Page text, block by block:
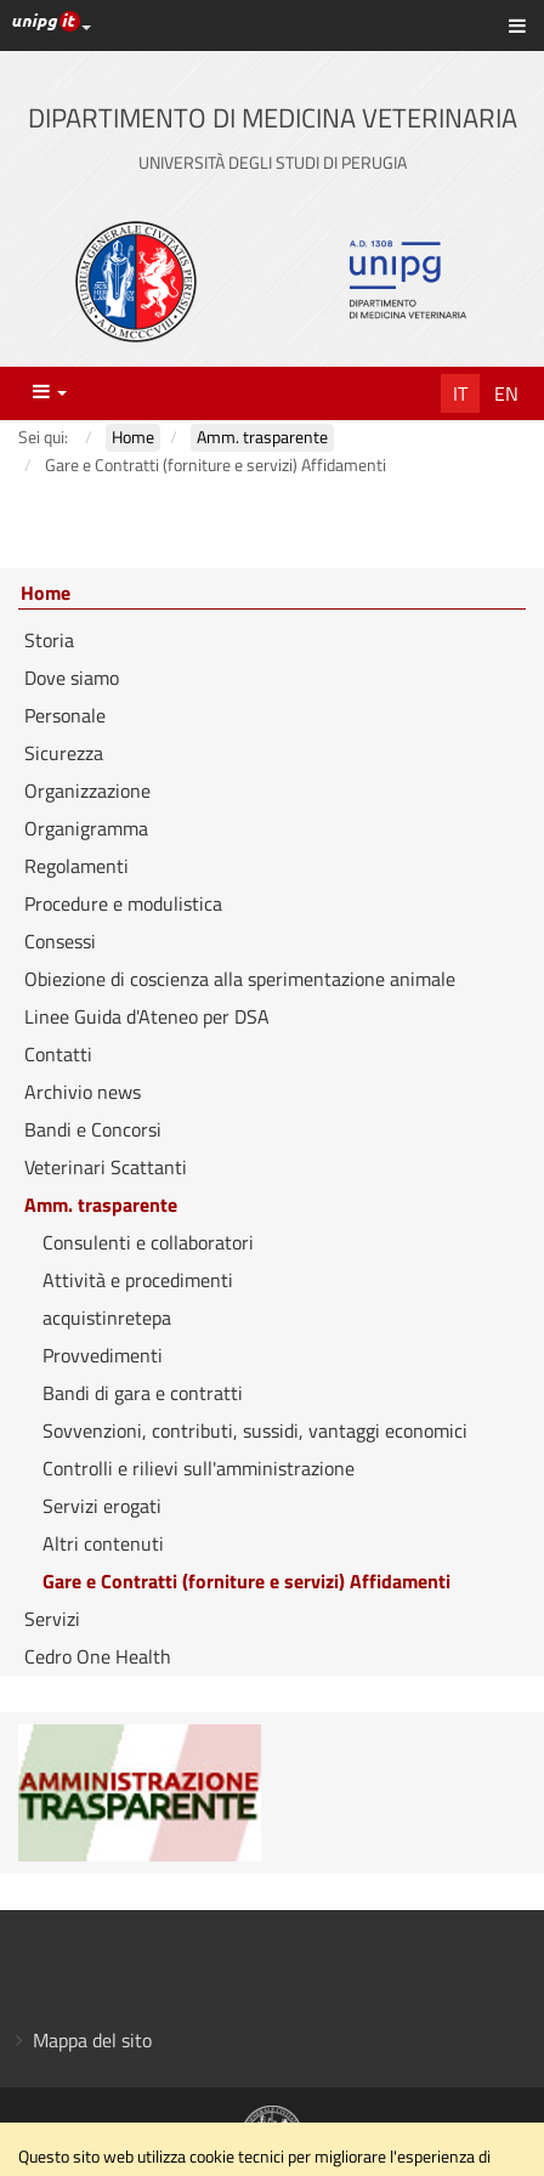
Vai
al
principale
Link ai principali servizi web di Ateneo
DIPARTIMENTO DI MEDICINA VETERINARIA
UNIVERSITÀ DEGLI STUDI DI PERUGIA
Menu IT EN
Sei qui: Home
Amm. trasparente
Gare e Contratti (forniture e servizi) Affidamenti
Home
Storia
Dove siamo
Personale
Sicurezza
Organizzazione
Organigramma
Regolamenti
Procedure e modulistica
Consessi
Obiezione di coscienza alla sperimentazione animale
Linee Guida d'Ateneo per DSA
Contatti
Archivio news
Bandi e Concorsi
Veterinari Scattanti
Amm. trasparente
Consulenti e collaboratori
Attività e procedimenti
acquistinretepa
Provvedimenti
Bandi di gara e contratti
Sovvenzioni, contributi, sussidi, vantaggi economici
Controlli e rilievi sull'amministrazione
Servizi erogati
Altri contenuti
Gare e Contratti (forniture e servizi) Affidamenti
Servizi
Cedro One Health
Mappa del sito
Questo sito web utilizza cookie tecnici per migliorare l'esperienza di